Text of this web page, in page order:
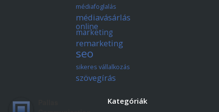
médiafoglalás
médiavásárlás
online
marketing
remarketing
seo
sikeres vállalkozás
szövegírás
Kategóriák